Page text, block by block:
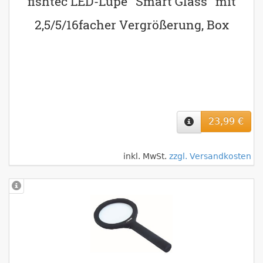
2,5/5/16facher Vergrößerung, Box
23,99 €
inkl. MwSt. zzgl. Versandkosten